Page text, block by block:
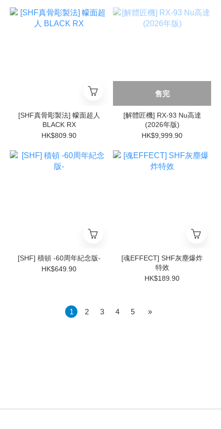
[SHF真骨彫製法] 幪面超人
BLACK RX
HK$809.90
售完
[解體匠機] RX-93 Nu高達
(2026年版)
HK$9,999.90
[SHF] 積頓 -60周年紀念版-
HK$649.90
[魂EFFECT] SHF灰塵爆炸
特效
HK$189.90
1 2 3 4 5 »